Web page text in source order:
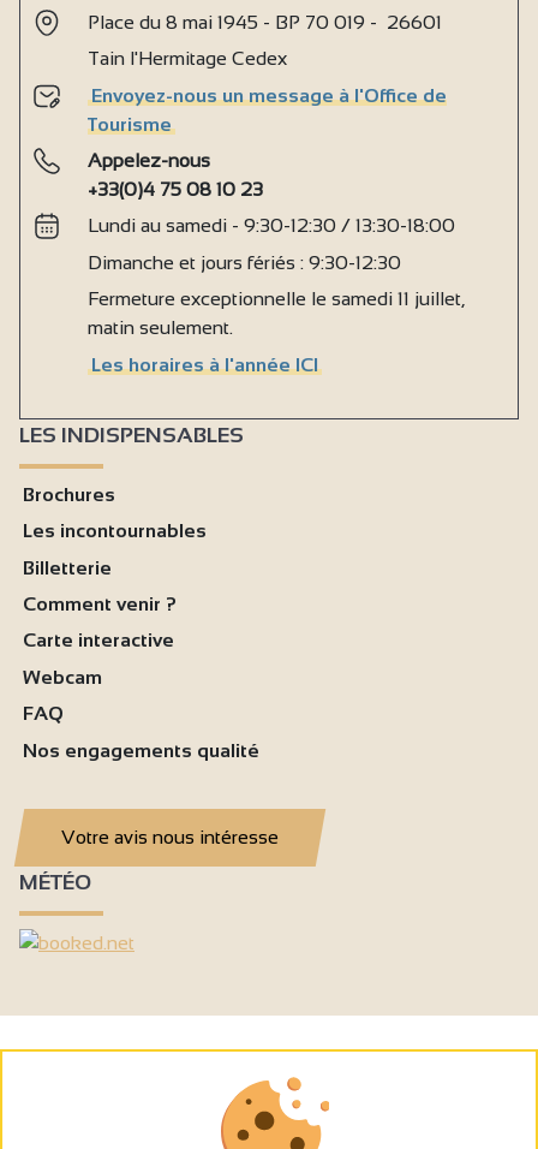
Place du 8 mai 1945 - BP 70 019 - 26601
Tain l'Hermitage Cedex
Envoyez-nous un message à l'Office de
Tourisme
Appelez-nous
+33(0)4 75 08 10 23
Lundi au samedi - 9:30-12:30 / 13:30-18:00
Dimanche et jours fériés : 9:30-12:30
Fermeture exceptionnelle le samedi 11 juillet,
matin seulement.
Les horaires à l'année ICI
LES INDISPENSABLES
Brochures
Les incontournables
Billetterie
Comment venir ?
Carte interactive
Webcam
FAQ
Nos engagements qualité
Votre avis nous intéresse
MÉTÉO